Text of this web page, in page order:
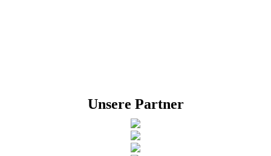
Unsere Partner